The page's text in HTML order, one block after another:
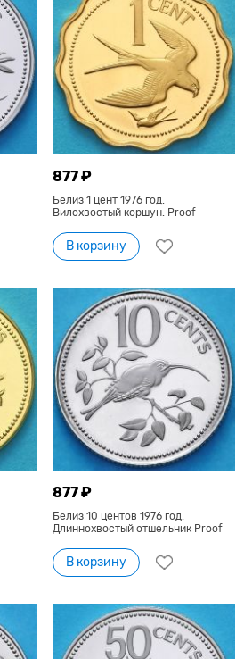
877 ₽
Белиз 1 цент 1976 год.
Вилохвостый коршун. Proof
В корзину
877 ₽
Белиз 10 центов 1976 год.
Длиннохвостый отшельник Proof
В корзину